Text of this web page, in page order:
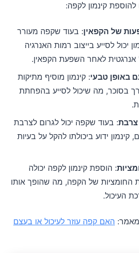
להוספת קינמון לקפה:
של הקפאין: בעוד שקפה מעורר
יכול לסייע בייצוב רמות האנרגיה
אנרגטית לאחר השפעת הקפאין.
באופן טבעי: קינמון מוסיף מתיקות
בסוכר, מה שיכול לסייע בהפחתת
צרבת: בעוד שקפה יכול לגרום לצרבת
קינמון ידוע ביכולתו להקל על בעיות
: הוספת קינמון לקפה יכולה
של הקפה, מה שהופך אותו
העיכול.
האם קפה עוזר לעיכול או בעצם